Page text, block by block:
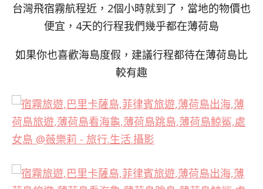
台灣飛宿霧航程近，2個小時就到了，當地的物價也
便宜，4天的行程我們幾乎都在薄荷島
如果你也喜歡海島度假，建議行程都待在薄荷島比
較有趣